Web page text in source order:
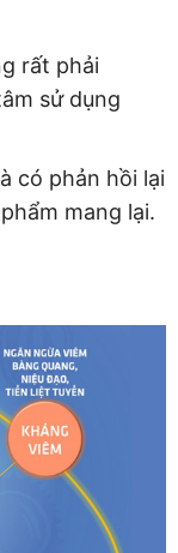
rất phải
sử dụng
có phản hồi lại
mang lại.